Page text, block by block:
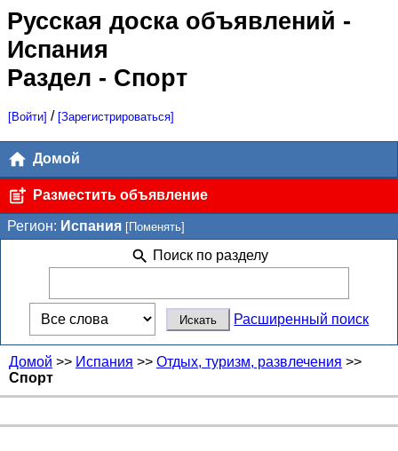
Русская доска объявлений -
Испания
Раздел - Спорт
[Войти] / [Зарегистрироваться]
Домой
Разместить объявление
Регион: Испания [Поменять]
Поиск по разделу
Расширенный поиск
Домой >> Испания >> Отдых, туризм, развлечения >>
Спорт